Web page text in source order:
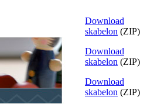
Download
skabelon (ZIP)
Download
skabelon (ZIP)
Download
skabelon (ZIP)